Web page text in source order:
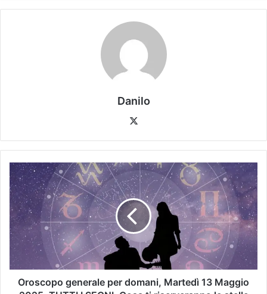
Danilo
Oroscopo generale per domani, Martedì 13 Maggio